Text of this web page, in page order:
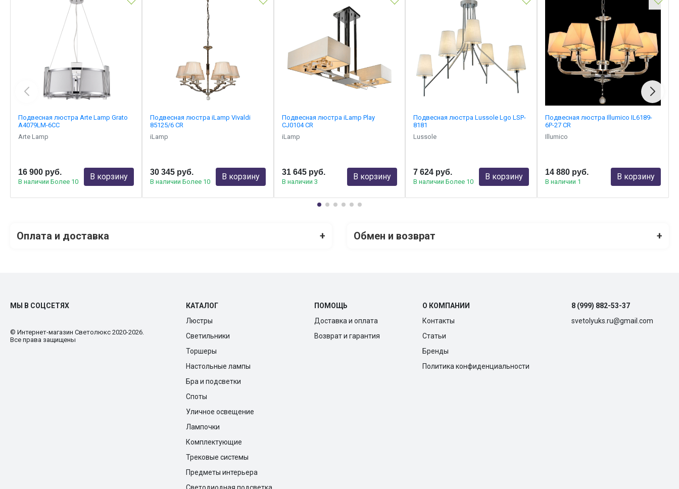
Подвесная люстра Arte Lamp Grato
A4079LM-6CC
Arte Lamp
16 900 руб.
В наличии Более 10
В корзину
Подвесная люстра iLamp Vivaldi
85125/6 CR
iLamp
30 345 руб.
В наличии Более 10
В корзину
Подвесная люстра iLamp Play
CJ0104 CR
iLamp
31 645 руб.
В наличии 3
В корзину
Подвесная люстра Lussole Lgo LSP-
8181
Lussole
7 624 руб.
В наличии Более 10
В корзину
Подвесная люстра Illumico IL6189-
6P-27 CR
Illumico
14 880 руб.
В наличии 1
В корзину
Оплата и доставка + Обмен и возврат +
МЫ В СОЦСЕТЯХ
© Интернет-магазин Cветолюкс 2020-2026.
Все права защищены
КАТАЛОГ
Люстры
Светильники
Торшеры
Настольные лампы
Бра и подсветки
Споты
Уличное освещение
Лампочки
Комплектующие
Трековые системы
Предметы интерьера
ПОМОЩЬ
Доставка и оплата
Возврат и гарантия
О КОМПАНИИ
Контакты
Статьи
Бренды
Политика конфиденциальности
8 (999) 882-53-37
svetolyuks.ru@gmail.com